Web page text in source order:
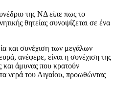
της ΝΔ είπε πως το
θητείας συνοψίζεται σε ένα
και συνέχιση των μεγάλων
ανέφερε, είναι η συνέχιση της
και άμυνας που κρατούν
νερά του Αιγαίου, προωθώντας